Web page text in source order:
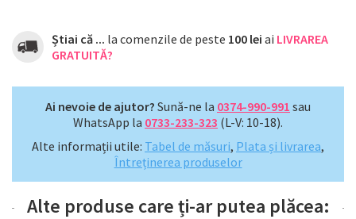
Știai că ... la comenzile de peste 100 lei ai LIVRAREA
GRATUITĂ?
Ai nevoie de ajutor? Sună-ne la 0374-990-991 sau
WhatsApp la 0733-233-323 (L-V: 10-18).
Alte informații utile: Tabel de măsuri, Plata și livrarea,
Întreținerea produselor
Alte produse care ți-ar putea plăcea: